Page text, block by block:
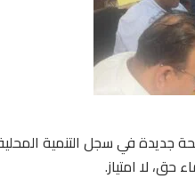
جديدة في سجل التنمية
حق، لا امتياز.